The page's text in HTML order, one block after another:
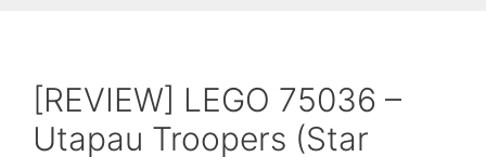
[REVIEW] LEGO 75036 –
Utapau Troopers (Star